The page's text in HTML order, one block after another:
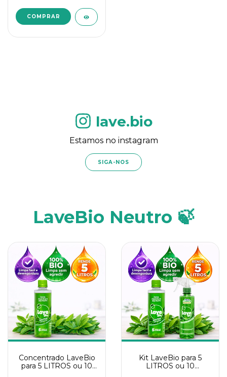
lave.bio
Estamos no instagram
SIGA-NOS
LaveBio Neutro 🍃
Concentrado LaveBio
para 5 LITROS ou 10
Kit LaveBio para 5
LITROS ou 10